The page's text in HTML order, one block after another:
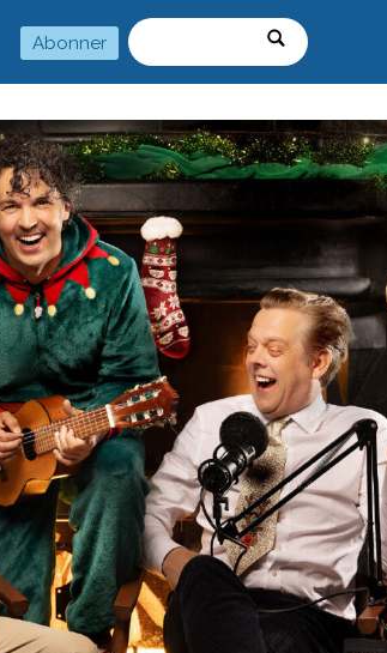
Abonner
Søk